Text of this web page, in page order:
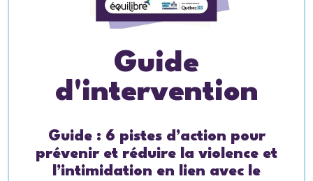
Guide
d'intervention
Guide : 6 pistes d’action pour
prévenir et réduire la violence et
l’intimidation en lien avec le